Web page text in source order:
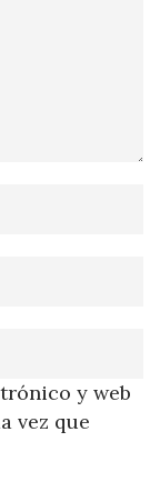
y web
vez que